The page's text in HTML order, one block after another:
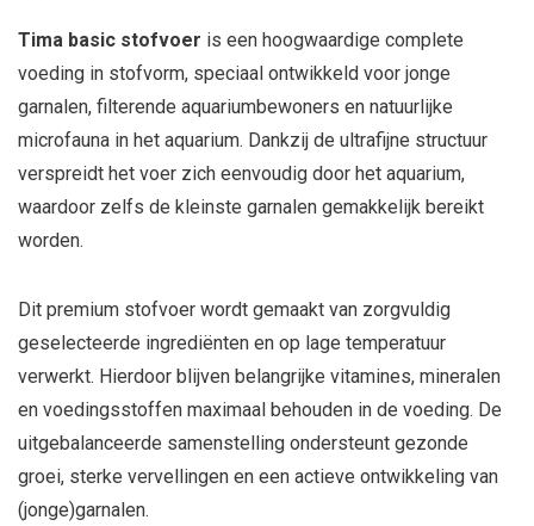
Tima basic stofvoer is een hoogwaardige complete
voeding in stofvorm, speciaal ontwikkeld voor jonge
garnalen, filterende aquariumbewoners en natuurlijke
microfauna in het aquarium. Dankzij de ultrafijne structuur
verspreidt het voer zich eenvoudig door het aquarium,
waardoor zelfs de kleinste garnalen gemakkelijk bereikt
worden.
Dit premium stofvoer wordt gemaakt van zorgvuldig
geselecteerde ingrediënten en op lage temperatuur
verwerkt. Hierdoor blijven belangrijke vitamines, mineralen
en voedingsstoffen maximaal behouden in de voeding. De
uitgebalanceerde samenstelling ondersteunt gezonde
groei, sterke vervellingen en een actieve ontwikkeling van
(jonge)garnalen.